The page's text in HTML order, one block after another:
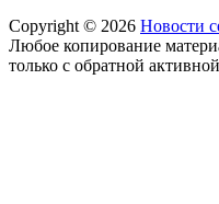
Copyright © 2026 Новости
Любое копирование
только с обратной